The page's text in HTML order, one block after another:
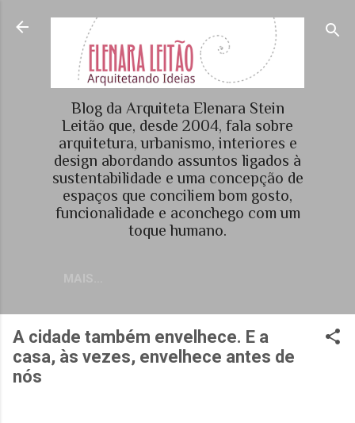
Pular para o conteúdo principal
Blog da Arquiteta Elenara Stein
Leitão que, desde 2004, fala sobre
arquitetura, urbanismo, interiores e
design abordando assuntos ligados à
sustentabilidade e uma concepção de
espaços que conciliem bom gosto,
funcionalidade e aconchego com um
toque humano.
A cidade também envelhece. E a
casa, às vezes, envelhece antes de
nós